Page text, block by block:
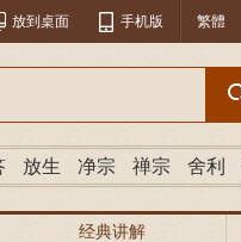
放到桌面 手机版 繁體
放生 净宗 禅宗 舍利
经典讲解